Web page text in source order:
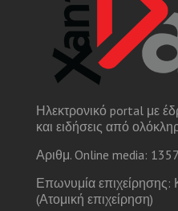
Ηλεκτρονικό portal με
και ειδήσεις από
Αριθμ. Online media:
Επωνυμία επιχείρησης:
(Ατομική επιχείρηση)